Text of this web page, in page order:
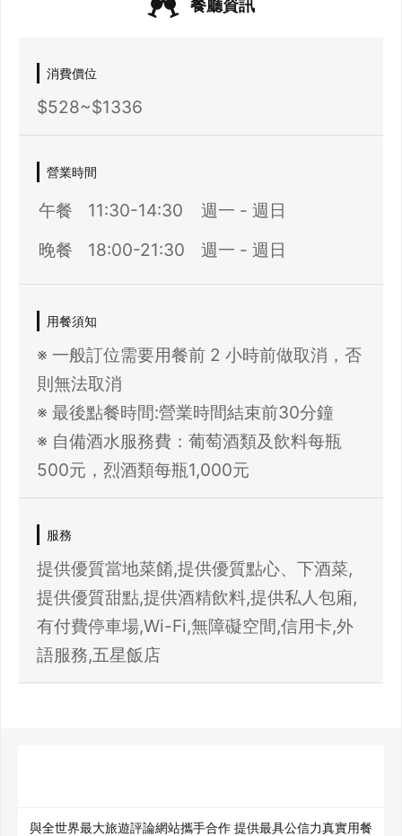
餐廳資訊
消費價位
$528~$1336
營業時間
午餐 11:30-14:30
週一 - 週日
晚餐
18:00-21:30 週一 - 週日
用餐須知
※ 一般訂位需要用餐前 2 小時前做取消，否
則無法取消
※ 最後點餐時間:營業時間結束前30分鐘
※ 自備酒水服務費：葡萄酒類及飲料每瓶
服務
提供優質當地菜餚,提供優質點心、下酒菜,
提供優質甜點,提供酒精飲料,提供私人包廂,
有付費停車場,Wi-Fi,無障礙空間,信用卡,外
語服務,五星飯店
與全世界最大旅遊評論網站攜手合作 提供最具公信力真實用餐
確定要登出嗎？
先不要